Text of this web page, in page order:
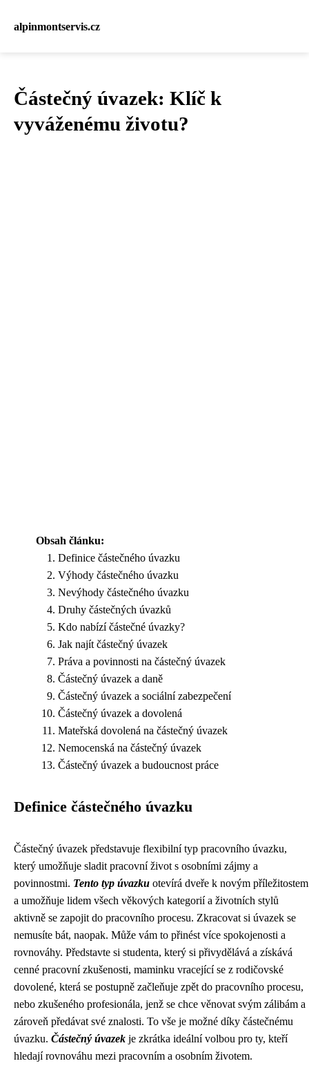
alpinmontservis.cz
Částečný úvazek: Klíč k
vyváženému životu?
Obsah článku:
Definice částečného úvazku
Výhody částečného úvazku
Nevýhody částečného úvazku
Druhy částečných úvazků
Kdo nabízí částečné úvazky?
Jak najít částečný úvazek
Práva a povinnosti na částečný úvazek
Částečný úvazek a daně
Částečný úvazek a sociální zabezpečení
Částečný úvazek a dovolená
Mateřská dovolená na částečný úvazek
Nemocenská na částečný úvazek
Částečný úvazek a budoucnost práce
Definice částečného úvazku
Částečný úvazek představuje flexibilní typ pracovního úvazku,
který umožňuje sladit pracovní život s osobními zájmy a
povinnostmi. Tento typ úvazku otevírá dveře k novým příležitostem
a umožňuje lidem všech věkových kategorií a životních stylů
aktivně se zapojit do pracovního procesu. Zkracovat si úvazek se
nemusíte bát, naopak. Může vám to přinést více spokojenosti a
rovnováhy. Představte si studenta, který si přivydělává a získává
cenné pracovní zkušenosti, maminku vracející se z rodičovské
dovolené, která se postupně začleňuje zpět do pracovního procesu,
nebo zkušeného profesionála, jenž se chce věnovat svým zálibám a
zároveň předávat své znalosti. To vše je možné díky částečnému
úvazku. Částečný úvazek je zkrátka ideální volbou pro ty, kteří
hledají rovnováhu mezi pracovním a osobním životem.